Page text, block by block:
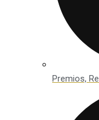
Premios,